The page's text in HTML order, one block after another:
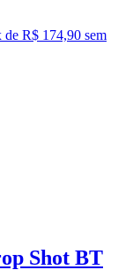
de R$ 174,90 sem
Shot BT